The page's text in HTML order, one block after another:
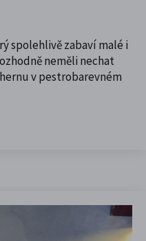
spolehlivě zabaví malé i
neměli nechat
v pestrobarevném